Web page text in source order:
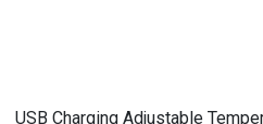
USB Charging Adjustable